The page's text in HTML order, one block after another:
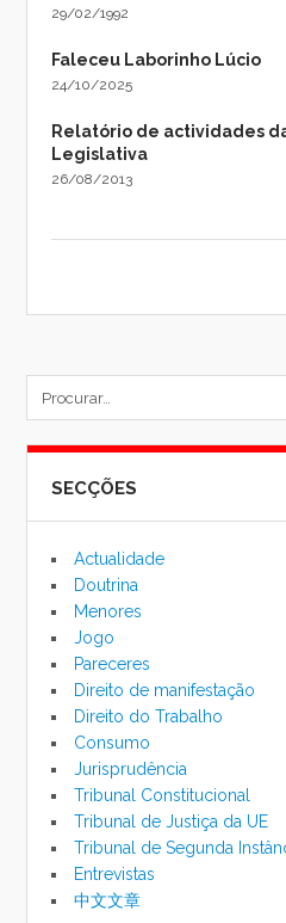
29/02/1992
Faleceu Laborinho Lúcio
24/10/2025
Relatório de actividades
Legislativa
26/08/2013
do
SECÇÕES
Actualidade
Doutrina
Menores
Jogo
Pareceres
Direito de manifestação
Direito do Trabalho
Consumo
Jurisprudência
Tribunal Constitucional
Tribunal de Justiça da UE
Tribunal de Segunda
Entrevistas
中文文章